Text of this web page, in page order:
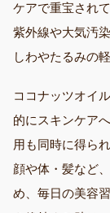
ケアで重宝されて
紫外線や大気汚
しわやたるみの
ココナッツオイ
的にスキンケア
用も同時に得られ
顔や体・髪など
め、毎日の美容